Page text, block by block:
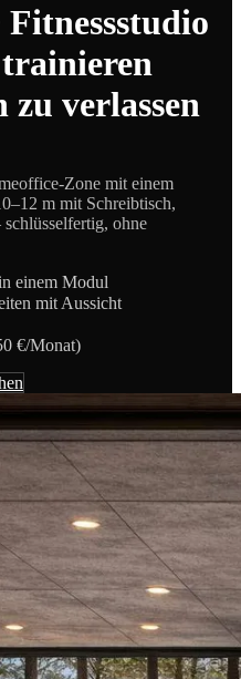
zu verlassen
Zone mit einem
m mit Schreibtisch,
ohne
einem Modul
mit Aussicht
€/Monat)